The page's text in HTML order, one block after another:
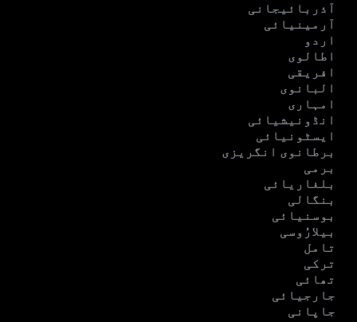
آذربائیجانی
آرمینیائی
اردو
اطالوی
افریقی
البانوی
امہاری
انڈونیشیائی
ایسٹونیائی
برطانوی انگریزی
برمی
بلغاریائی
بنگالی
بوسنیائی
بیلارُوسی
تامل
ترکی
تھائی
جارجیائی
جاپانی